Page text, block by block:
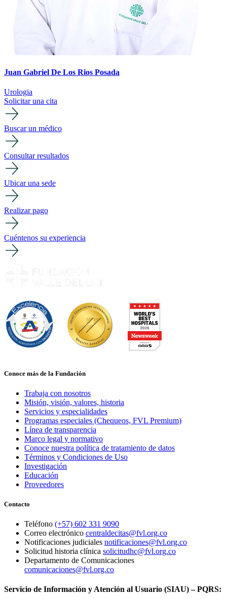
Juan Gabriel De Los Rios Posada
Urologia
Solicitar una cita
Buscar un médico
Consultar resultados
Ubicar una sede
Realizar pago
Cuéntenos su experiencia
Conoce más de la Fundación
Trabaja con nosotros
Misión, visión, valores, historia
Servicios y especialidades
Programas especiales (Chequeos, FVL Premium)
Línea de transparencia
Marco legal y normativo
Conoce nuestra política de tratamiento de datos
Términos y Condiciones de Uso
Investigación
Educación
Proveedores
Contacto
Teléfono (+57) 602 331 9090
Correo electrónico centraldecitas@fvl.org.co
Notificaciones judiciales notificaciones@fvl.org.co
Solicitud historia clínica solicitudhc@fvl.org.co
Departamento de Comunicaciones
comunicaciones@fvl.org.co
Servicio de Información y Atención al Usuario (SIAU) – PQRS: